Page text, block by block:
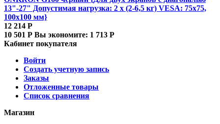
13"-27" Допустимая нагрузка: 2 x (2-6,5 кг) VESA: 75x75,
100x100 мм}
12 214 Р
10 501 Р Вы экономите: 1 713 Р
Кабинет покупателя
Войти
Создать учетную запись
Заказы
Отложенные товары
Список сравнения
Магазин